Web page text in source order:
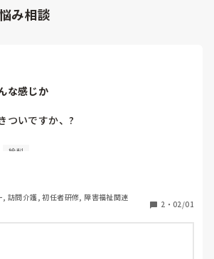
み相談
な感じか
ついですか、?
つくてどうしようか悩んでいて
て思ったんですけど夜勤なのも不安で
意見をお聞きしたいです
給料
, 訪問介護, 初任者研修, 障害福祉関連
2 ・ 02/01